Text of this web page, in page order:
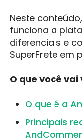
Neste
funciona a
diferenciais e
SuperFrete em
O que você
O que é a
Principais